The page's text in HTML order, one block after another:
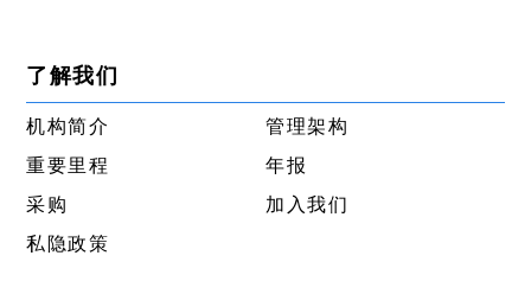
了解我们
机构简介
管理架构
重要里程
年报
采购
加入我们
私隐政策